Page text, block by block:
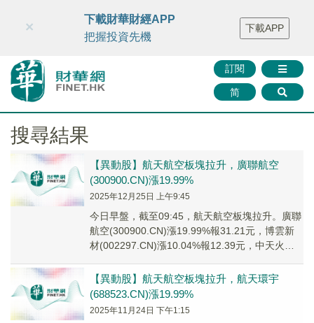
財華智庫網 FINTV FINMETA 財華證券 媒體矩陣
智庫沙龍
聯絡我們
訂閱
简
×
下載財華財經APP
把握投資先機
下載APP
搜尋結果
【異動股】航天航空板塊拉升，廣聯航空
(300900.CN)漲19.99%
2025年12月25日 上午9:45
今日早盤，截至09:45，航天航空板塊拉升。廣聯
航空(300900.CN)漲19.99%報31.21元，博雲新
材(002297.CN)漲10.04%報12.39元，中天火箭
【異動股】航天航空板塊拉升，航天環宇
(688523.CN)漲19.99%
2025年11月24日 下午1:15